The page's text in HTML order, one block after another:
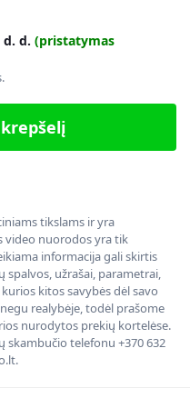
d. d. (pristatymas
tikslams ir yra
video nuorodos yra tik
informacija gali skirtis
užrašai, parametrai,
kitos savybės dėl savo
realybėje, todėl prašome
nurodytos prekių kortelėse.
skambučio telefonu +370 632